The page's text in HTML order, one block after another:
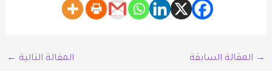
→ المقالة السابقة المقالة التالية ←